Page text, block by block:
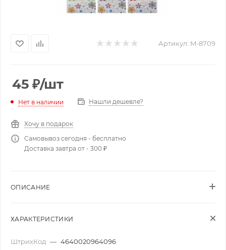
Артикул: M-8709
45 ₽/шт
Нет в наличии Нашли дешевле?
Хочу в подарок
Самовывоз сегодня - бесплатно
Доставка завтра от - 300 ₽
ОПИСАНИЕ
ХАРАКТЕРИСТИКИ
ШтрихКод — 4640020964096